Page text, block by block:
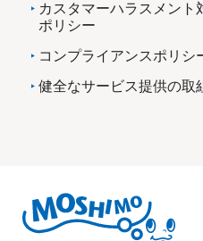
カスタマーハラスメント
ポリシー
コンプライアンスポリシ
健全なサービス提供の取